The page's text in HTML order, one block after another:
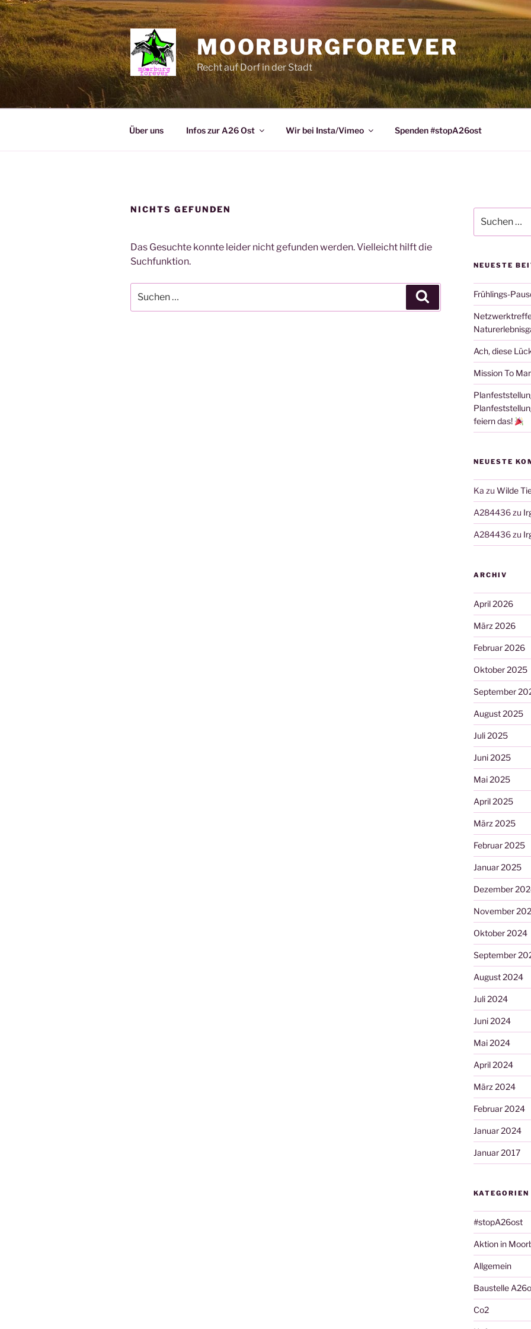
Zum
Inhalt
springen
MOORBURGFOREVER
Recht auf Dorf in der Stadt
Über uns Infos zur A26 Ost Wir bei Insta/Vimeo Spenden #stopA26ost
NICHTS GEFUNDEN
Das Gesuchte konnte leider nicht gefunden werden. Vielleicht hilft die
Suchfunktion.
nach:
nach:
NEUESTE
Frühlings-
Ach, diese
Mission To
feiern das!
NEUESTE
Ka zu Wilde
A284436zu
A284436zu
ARCHIV
April 2026
März 2026
Februar 2026
Oktober 2025
September
August 2025
Juli 2025
Juni 2025
Mai 2025
April 2025
März 2025
Februar 2025
Januar 2025
Dezember
November
Oktober 2024
September
August 2024
Juli 2024
Juni 2024
Mai 2024
April 2024
März 2024
Februar 2024
Januar 2024
Januar 2017
KATEGORIEN
#stopA26ost
Aktion in
Allgemein
Baustelle
Co2